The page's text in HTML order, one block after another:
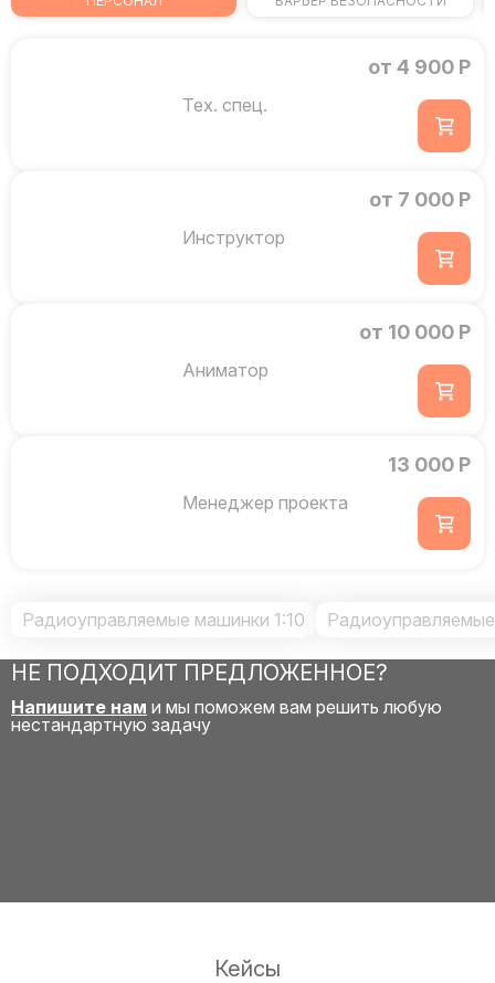
Тех. спец.
от 4 900 Р
Инструктор
от 7 000 Р
Аниматор
от 10 000 Р
Менеджер проекта
13 000 Р
Радиоуправляемые машинки 1:10
НЕ ПОДХОДИТ ПРЕДЛОЖЕННОЕ?
Напишите нам и мы поможем вам решить любую
нестандартную задачу
Кейсы